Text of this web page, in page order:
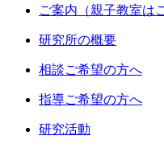
ご案内（親子教室は
研究所の概要
相談ご希望の方へ
指導ご希望の方へ
研究活動